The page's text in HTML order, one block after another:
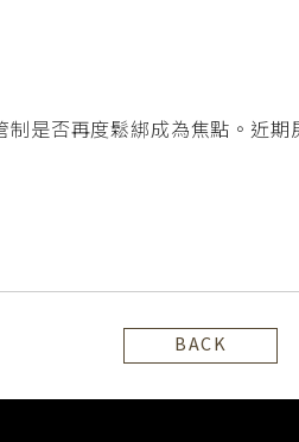
是否再度鬆綁成為焦點。近
BACK